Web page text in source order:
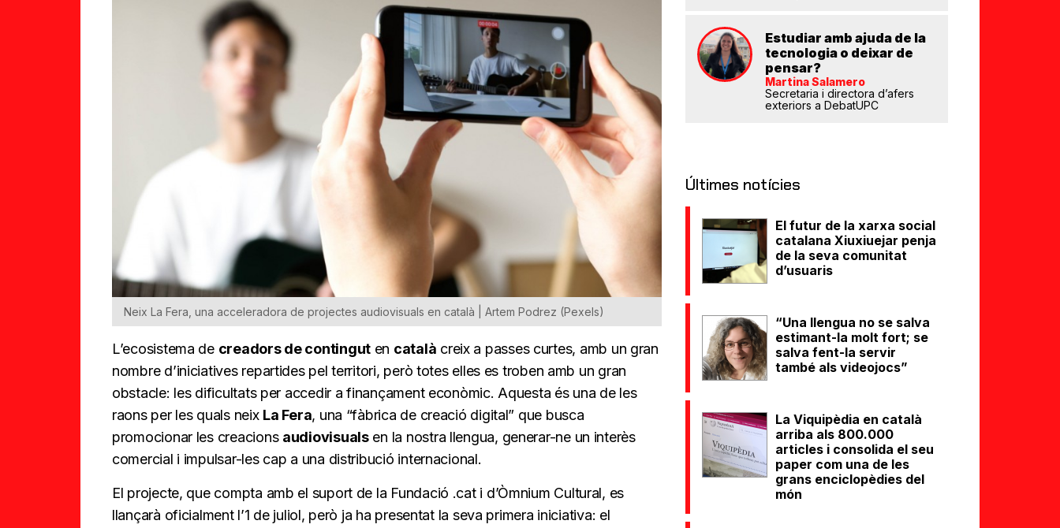
Neix La Fera, una acceleradora de projectes audiovisuals en català | Artem Podrez (Pexels)
L’ecosistema de creadors de contingut en català creix a passes curtes, amb un gran
nombre d’iniciatives repartides pel territori, però totes elles es troben amb un gran
obstacle: les dificultats per accedir a finançament econòmic. Aquesta és una de les
raons per les quals neix La Fera, una “fàbrica de creació digital” que busca
promocionar les creacions audiovisualsen la nostra llengua, generar-ne un interès
comercial i impulsar-les cap a una distribució internacional.
El projecte, que compta amb el suport de la Fundació .cat i d’Òmnium Cultural, es
llançarà oficialment l’1 de juliol, però ja ha presentat la seva primera iniciativa: el
Estudiar amb ajuda de la
tecnologia o deixar de
pensar?
Martina Salamero
Secretaria i directora d’afers
exteriors a DebatUPC
Últimes notícies
El futur de la xarxa social
catalana Xiuxiuejar penja
de la seva comunitat
d’usuaris
“Una llengua no se salva
estimant-la molt fort; se
salva fent-la servir
també als videojocs”
La Viquipèdia en català
arriba als 800.000
articles i consolida el seu
paper com una de les
grans enciclopèdies del
món